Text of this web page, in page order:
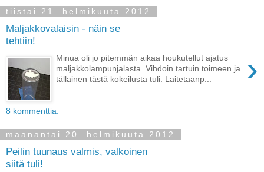
tiistai 21. helmikuuta 2012
Maljakkovalaisin - näin se
tehtiin!
›
Minua oli jo pitemmän aikaa houkutellut ajatus
maljakkolampunjalasta. Vihdoin tartuin toimeen ja
tällainen tästä kokeilusta tuli. Laitetaanp...
8 kommenttia:
maanantai 20. helmikuuta 2012
Peilin tuunaus valmis, valkoinen
siitä tuli!